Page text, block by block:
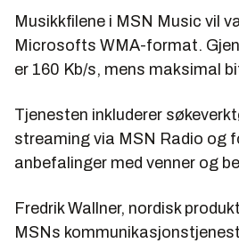
Musikkfilene i MSN Music vil
Microsofts WMA-format.
er 160 Kb/s, mens maksimal
Tjenesten inkluderer
streaming via MSN Radio og
anbefalinger med venner og
Fredrik Wallner, nordisk
MSNs